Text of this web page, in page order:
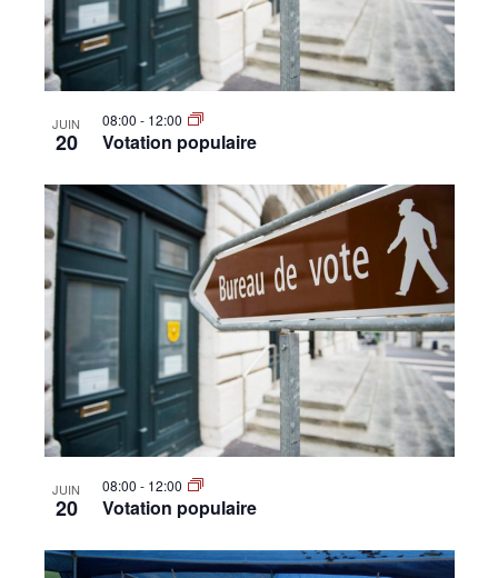
JUIN
20
08:00 - 12:00
Votation populaire
JUIN
20
08:00 - 12:00
Votation populaire